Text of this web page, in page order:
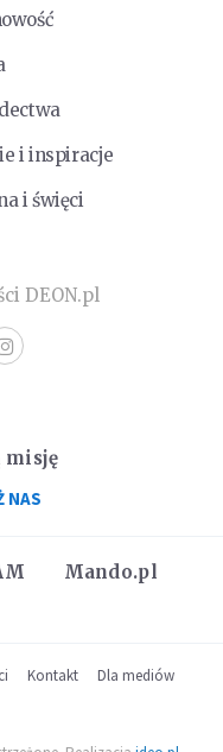
i inspiracje
i święci
DEON.pl
Mando.pl
misję
NAS
Kontakt
Dla mediów